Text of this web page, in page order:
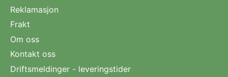
Reklamasjon
Frakt
Om oss
Kontakt oss
Driftsmeldinger - leveringstider